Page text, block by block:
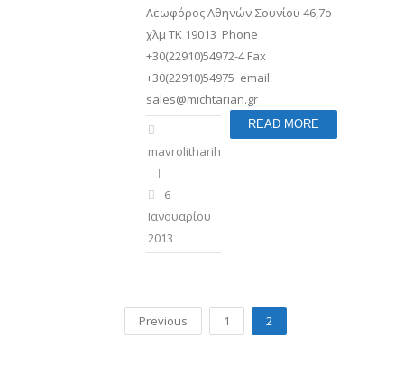
Λεωφόρος Αθηνών-Σουνίου 46,7ο
χλμ TK 19013 Phone
+30(22910)54972-4 Fax
+30(22910)54975 email:
sales@michtarian.gr
READ MORE
mavrolitharihotel
6
Ιανουαρίου
2013
Previous 1 2